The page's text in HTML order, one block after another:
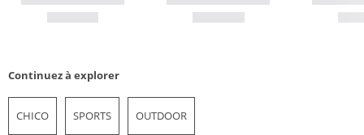
Continuez à explorer
CHICO SPORTS OUTDOOR